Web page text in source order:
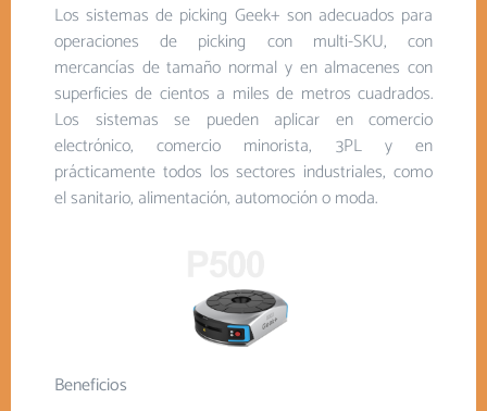
Los sistemas de picking Geek+ son adecuados para
operaciones de picking con multi-SKU, con
mercancías de tamaño normal y en almacenes con
superficies de cientos a miles de metros cuadrados.
Los sistemas se pueden aplicar en comercio
electrónico, comercio minorista, 3PL y en
prácticamente todos los sectores industriales, como
el sanitario, alimentación, automoción o moda.
Beneficios